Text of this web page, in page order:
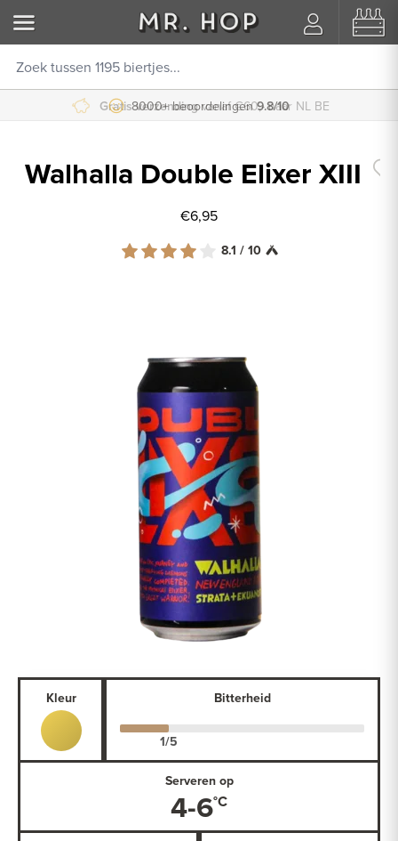
Gratis verzending vanaf €60,- naar NL BE
8000+ beoordelingen 9.8/10
Walhalla Double Elixer XIII
€6,95
8.1 / 10
Kleur Bitterheid
Serveren op
4-6